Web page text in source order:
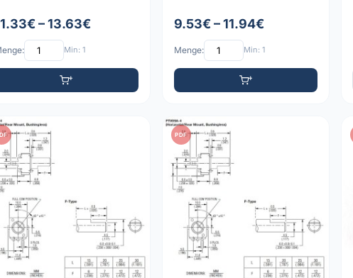
– 13.63€
Min: 1
9.53€ – 11.94€
Menge: Min: 1
PDF